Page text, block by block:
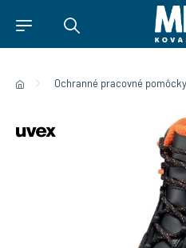
Ochranné pracovné pomôcky